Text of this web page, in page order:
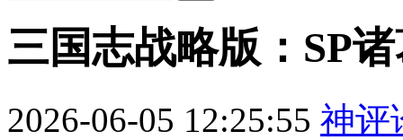
三国志战略版：SP
2026-06-05 12:25:55 神评